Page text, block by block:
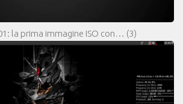
la prima immagine ISO con… (3)